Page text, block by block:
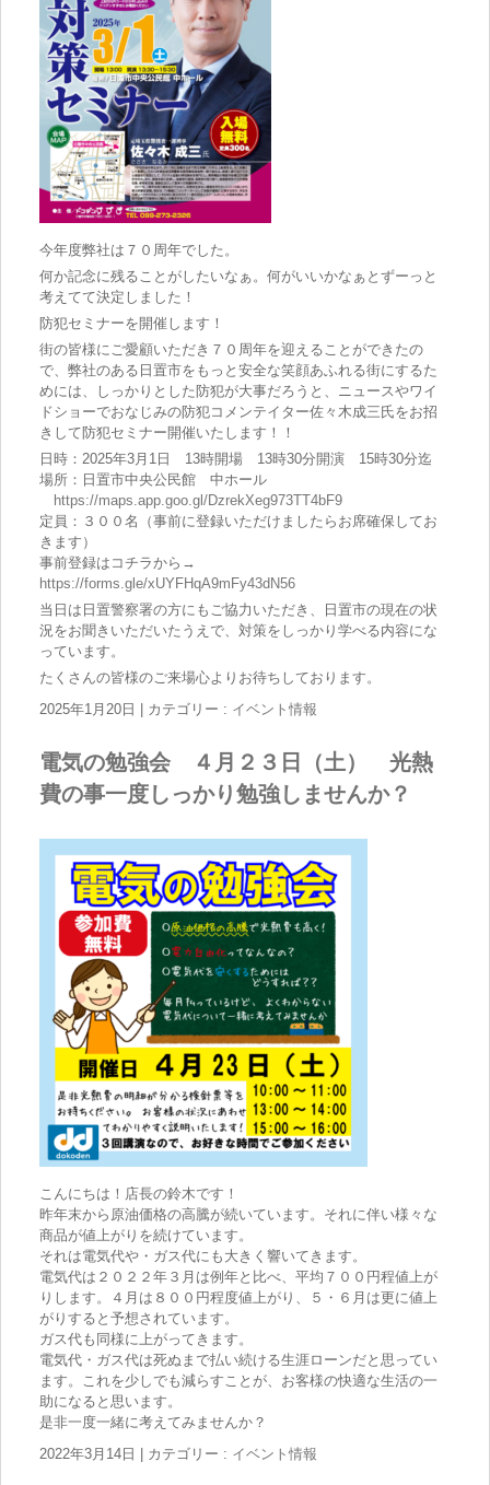
今年度弊社は７０周年でした。
何か記念に残ることがしたいなぁ。何がいいかなぁとずーっと
考えてて決定しました！
防犯セミナーを開催します！
街の皆様にご愛顧いただき７０周年を迎えることができたの
で、弊社のある日置市をもっと安全な笑顔あふれる街にするた
めには、しっかりとした防犯が大事だろうと、ニュースやワイ
ドショーでおなじみの防犯コメンテイター佐々木成三氏をお招
きして防犯セミナー開催いたします！！
日時：2025年3月1日 13時開場 13時30分開演 15時30分迄
場所：日置市中央公民館 中ホール
https://maps.app.goo.gl/DzrekXeg973TT4bF9
定員：３００名（事前に登録いただけましたらお席確保してお
きます）
事前登録はコチラから→
https://forms.gle/xUYFHqA9mFy43dN56
当日は日置警察署の方にもご協力いただき、日置市の現在の状
況をお聞きいただいたうえで、対策をしっかり学べる内容にな
っています。
たくさんの皆様のご来場心よりお待ちしております。
2025年1月20日
カテゴリー : イベント情報
電気の勉強会 ４月２３日（土） 光熱
費の事一度しっかり勉強しませんか？
こんにちは！店長の鈴木です！
昨年末から原油価格の高騰が続いています。それに伴い様々な
商品が値上がりを続けています。
それは電気代や・ガス代にも大きく響いてきます。
電気代は２０２２年３月は例年と比べ、平均７００円程値上が
りします。４月は８００円程度値上がり、５・６月は更に値上
がりすると予想されています。
ガス代も同様に上がってきます。
電気代・ガス代は死ぬまで払い続ける生涯ローンだと思ってい
ます。これを少しでも減らすことが、お客様の快適な生活の一
助になると思います。
是非一度一緒に考えてみませんか？
2022年3月14日
カテゴリー : イベント情報